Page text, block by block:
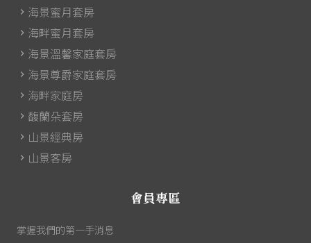
海景蜜月套房
海畔蜜月套房
海景溫馨家庭套房
海景尊爵家庭套房
海畔家庭房
馥蘭朵套房
山景經典房
山景客房
會員專區
掌握我們的第一手消息